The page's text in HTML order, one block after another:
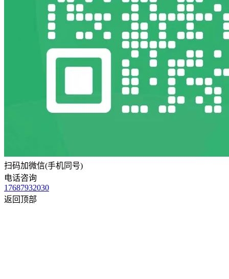
扫码加微信(手机同号)
电话咨询
17687932030
返回顶部